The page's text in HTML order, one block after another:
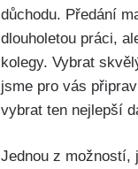
důchodu. Předání
dlouholetou práci,
kolegy. Vybrat
jsme pro vás
vybrat ten nejlepší
Jednou z možností,